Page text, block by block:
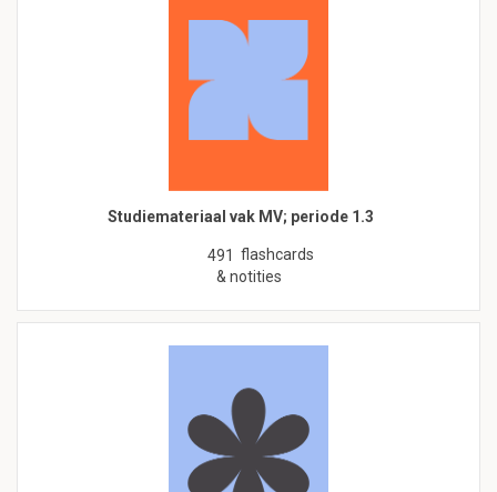
Studiemateriaal vak MV; periode 1.3
491 flashcards
& notities